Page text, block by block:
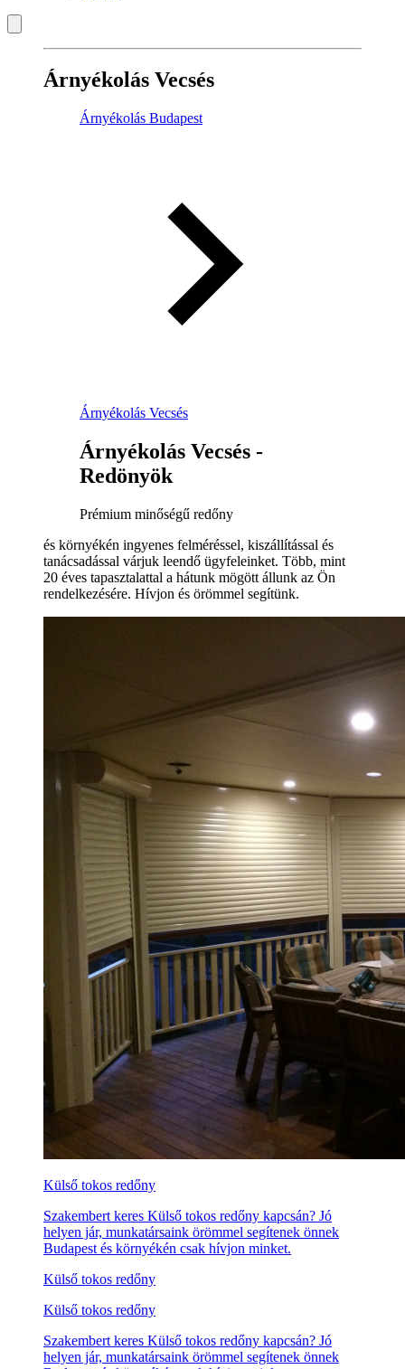
Árnyékolás Vecsés
Árnyékolás Budapest
Árnyékolás Vecsés
Árnyékolás Vecsés -
Redönyök
Prémium minőségű redőny
és környékén ingyenes felméréssel, kiszállítással és
tanácsadással várjuk leendő ügyfeleinket. Több, mint
20 éves tapasztalattal a hátunk mögött állunk az Ön
rendelkezésére. Hívjon és örömmel segítünk.
Külső tokos redőny
Szakembert keres Külső tokos redőny kapcsán? Jó
helyen jár, munkatársaink örömmel segítenek önnek
Budapest és környékén csak hívjon minket.
Külső tokos redőny
Külső tokos redőny
Szakembert keres Külső tokos redőny kapcsán? Jó
helyen jár, munkatársaink örömmel segítenek önnek